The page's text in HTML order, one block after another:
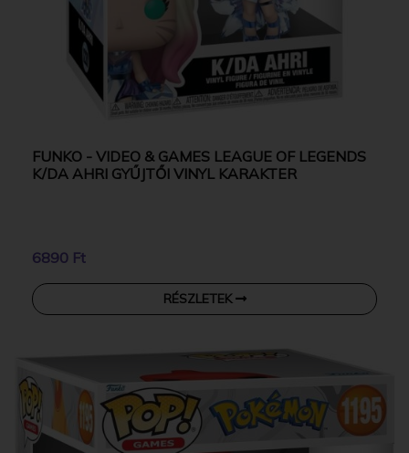
FUNKO - VIDEO & GAMES LEAGUE OF LEGENDS
K/DA AHRI GYŰJTŐI VINYL KARAKTER
6890 Ft
RÉSZLETEK